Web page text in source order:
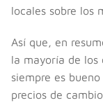
locales sobre los
Así que, en
la mayoría de los
siempre es
precios de